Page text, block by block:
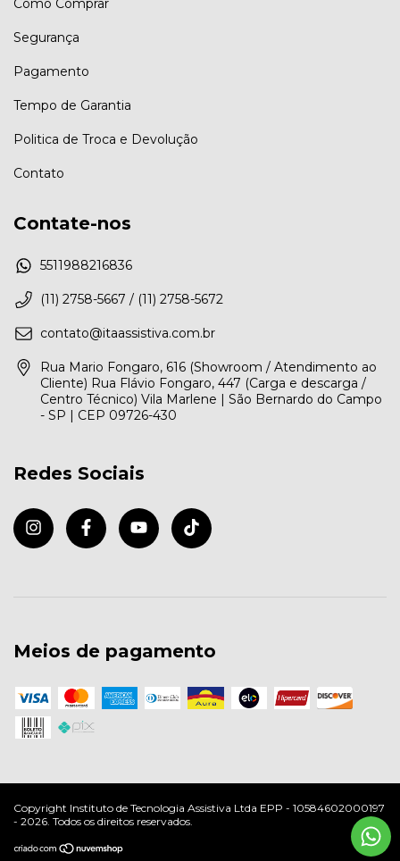
Segurança
Pagamento
Tempo de Garantia
Politica de Troca e Devolução
Contato
Contate-nos
5511988216836
(11) 2758-5667 / (11) 2758-5672
contato@itaassistiva.com.br
Rua Mario Fongaro, 616 (Showroom / Atendimento ao
Cliente) Rua Flávio Fongaro, 447 (Carga e descarga /
Centro Técnico) Vila Marlene | São Bernardo do Campo
- SP | CEP 09726-430
Redes Sociais
Meios de pagamento
Copyright Instituto de Tecnologia Assistiva Ltda EPP - 10584602000197
- 2026. Todos os direitos reservados.